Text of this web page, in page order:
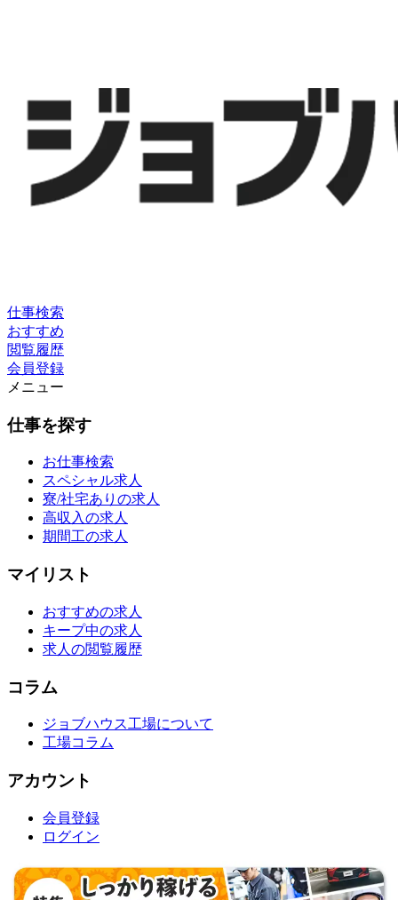
仕事検索
おすすめ
閲覧履歴
会員登録
メニュー
仕事を探す
お仕事検索
スペシャル求人
寮/社宅ありの求人
高収入の求人
期間工の求人
マイリスト
おすすめの求人
キープ中の求人
求人の閲覧履歴
コラム
ジョブハウス工場について
工場コラム
アカウント
会員登録
ログイン